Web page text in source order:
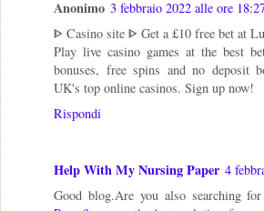
Anonimo 3 febbraio 2022 alle ore
ᐈ Casino site ᐈ Get a £10 free bet at
Play live casino games at the best
bonuses, free spins and no deposit
UK's top online casinos. Sign up now!
Rispondi
Help With My Nursing Paper 4
Good blog.Are you also searching